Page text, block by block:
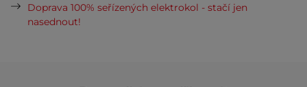
Doprava 100% seřízených elektrokol - stačí jen
nasednout!